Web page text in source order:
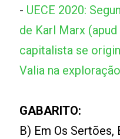
- UECE 2020:
de Karl Marx
capitalista se
Valia na
GABARITO:
B) Em Os Sertões,